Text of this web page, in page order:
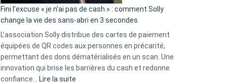
Fini l’excuse « je n’ai pas de cash » : comment Solly
change la vie des sans-abri en 3 secondes
L’association Solly distribue des cartes de paiement
équipées de QR codes aux personnes en précarité,
permettant des dons dématérialisés en un scan. Une
innovation qui brise les barrières du cash et redonne
confiance… Lire la suite